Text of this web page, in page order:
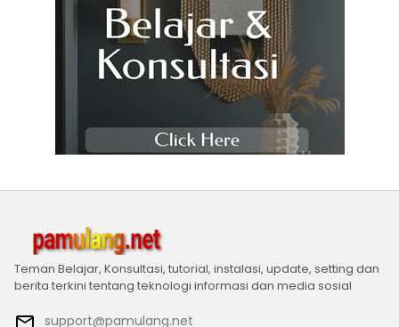
Teman Belajar, Konsultasi, tutorial, instalasi, update, setting dan
berita terkini tentang teknologi informasi dan media sosial
support@pamulang.net